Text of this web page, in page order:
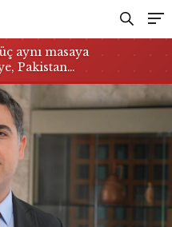
aynı masaya
Pakistan…